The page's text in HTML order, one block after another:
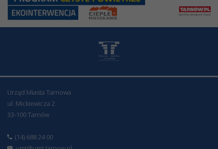
Urząd Miasta Tarnowa
ul. Mickiewicza 2
33-100 Tarnów
(14) 688 24 00